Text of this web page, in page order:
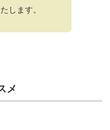
します。
メ